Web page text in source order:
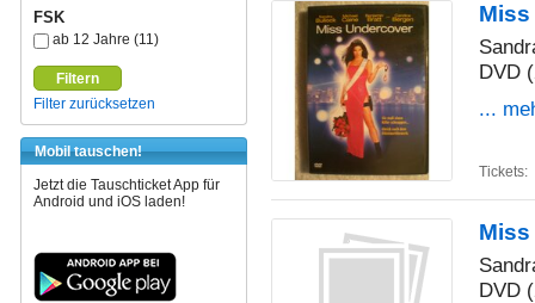
FSK
ab 12 Jahre (11)
Filtern
Filter zurücksetzen
Mobil tauschen!
Jetzt die Tauschticket App für
Android und iOS laden!
DVD
...
Tickets:
DVD